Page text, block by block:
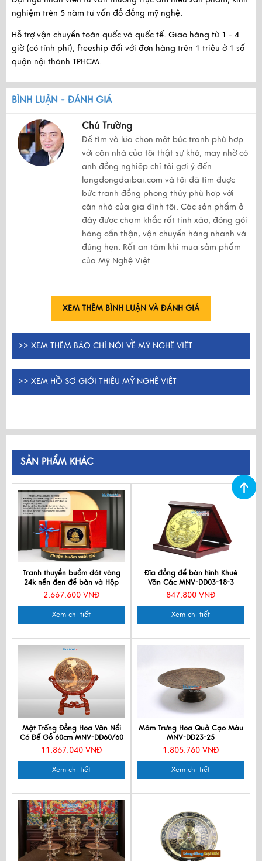
nghiệm trên 5 năm tư vấn đồ đồng mỹ nghệ.
Hỗ trợ vận chuyển toàn quốc và quốc tế. Giao hàng từ 1 - 4
giờ (có tính phí), freeship đối với đơn hàng trên 1 triệu ở 1 số
quận nội thành TPHCM.
BÌNH LUẬN - ĐÁNH GIÁ
Chú Trường
Để tìm và lựa chọn một búc tranh phù hợp
với căn nhà của tôi thật sự khó, may nhờ có
anh đồng nghiệp chỉ tôi gợi ý đến
langdongdaibai.com và tôi đã tìm được
bức tranh đồng phong thủy phù hợp với
căn nhà của gia đình tôi. Các sản phẩm ở
đây được chạm khắc rất tinh xảo, đóng gói
hàng cẩn thận, vận chuyển hàng nhanh và
đúng hẹn. Rất an tâm khi mua sảm phẩm
của Mỹ Nghệ Việt
XEM THÊM BÌNH LUẬN VÀ ĐÁNH GIÁ
>> XEM THÊM BÁO CHÍ NÓI VỀ MỸ NGHỆ VIỆT
>> XEM HỒ SƠ GIỚI THIỆU MỸ NGHỆ VIỆT
SẢN PHẨM KHÁC
Tranh thuyền buồm dát vàng
24k nền đen để bàn và Hộp
xilot đỏ - MNVHD04.3.1
2.667.600 VNĐ
Xem chi tiết
Đĩa đồng để bàn hình Khuê
Văn Các MNV-DD03-18-3
847.800 VNĐ
Xem chi tiết
Mặt Trống Đồng Hoa Văn Nổi
Có Đế Gỗ 60cm MNV-DD60/60
11.867.040 VNĐ
Xem chi tiết
Mâm Trưng Hoa Quả Cạo Màu
MNV-DD23-25
1.805.760 VNĐ
Xem chi tiết